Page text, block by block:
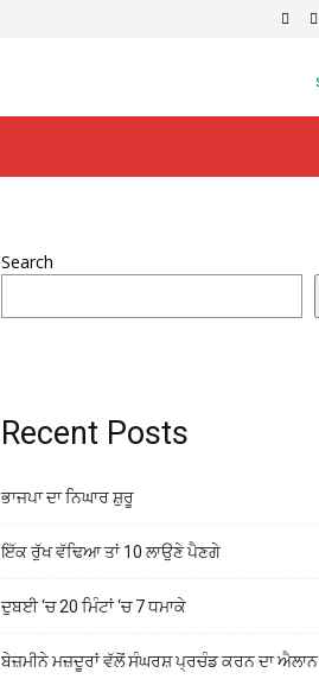
Search
Recent Posts
ਭਾਜਪਾ ਦਾ ਨਿਘਾਰ ਸ਼ੁਰੂ
ਇੱਕ ਰੁੱਖ ਵੱਢਿਆ ਤਾਂ 10 ਲਾਉਣੇ ਪੈਣਗੇ
ਦੁਬਈ ‘ਚ 20 ਮਿੰਟਾਂ ‘ਚ 7 ਧਮਾਕੇ
ਬੇਜ਼ਮੀਨੇ ਮਜ਼ਦੂਰਾਂ ਵੱਲੋਂ ਸੰਘਰਸ਼ ਪ੍ਰਚੰਡ ਕਰਨ ਦਾ ਐਲਾਨ